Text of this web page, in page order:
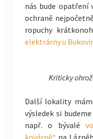
nás bude opatření
ochraně
ropuchy
elektrárny u
Kriticky
Další lokality
výsledek si
např. o bývalé